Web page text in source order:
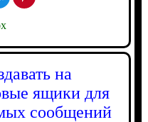
на
ящики для
сообщений